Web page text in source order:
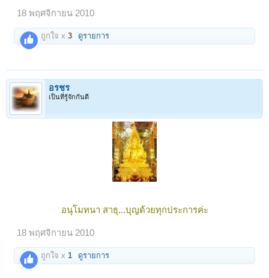
18 พฤศจิกายน 2010
ถูกใจ x3 ดูรายการ
อรชร
เป็นที่รู้จักกันดี
อนุโมทนา สาธุ...บุญด้วยทุกประการค่ะ
18 พฤศจิกายน 2010
ถูกใจ x 1 ดูรายการ